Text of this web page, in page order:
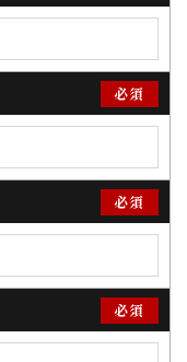
必須
必須
必須